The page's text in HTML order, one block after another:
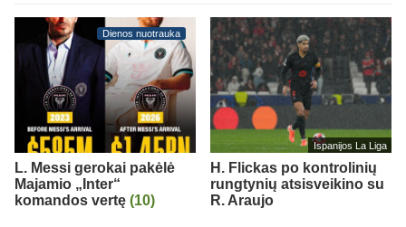
Dienos nuotrauka
L. Messi gerokai pakėlė
Majamio „Inter“
komandos vertę (10)
Ispanijos La Liga
H. Flickas po kontrolinių
rungtynių atsisveikino su
R. Araujo